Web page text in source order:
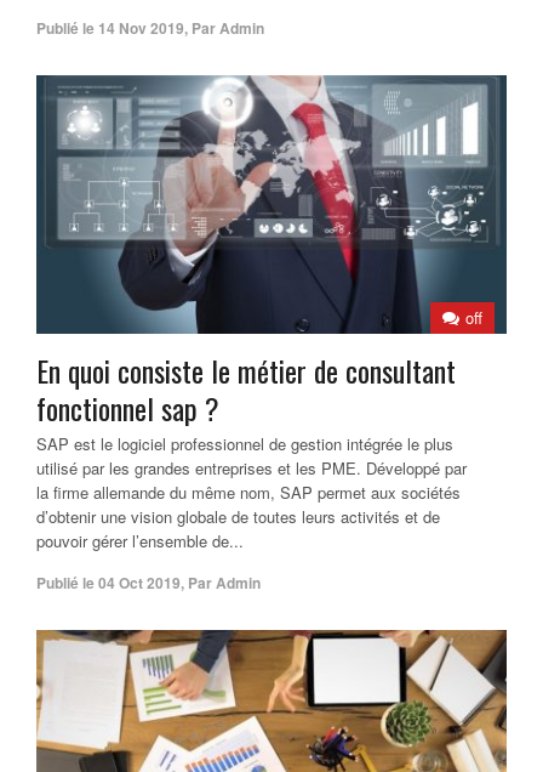
Publié le 14 Nov 2019, ParAdmin
off
En quoi consiste le métier de consultant
fonctionnel sap ?
SAP est le logiciel professionnel de gestion intégrée le plus
utilisé par les grandes entreprises et les PME. Développé par
la firme allemande du même nom, SAP permet aux sociétés
d’obtenir une vision globale de toutes leurs activités et de
pouvoir gérer l’ensemble de...
Publié le04 Oct 2019, ParAdmin